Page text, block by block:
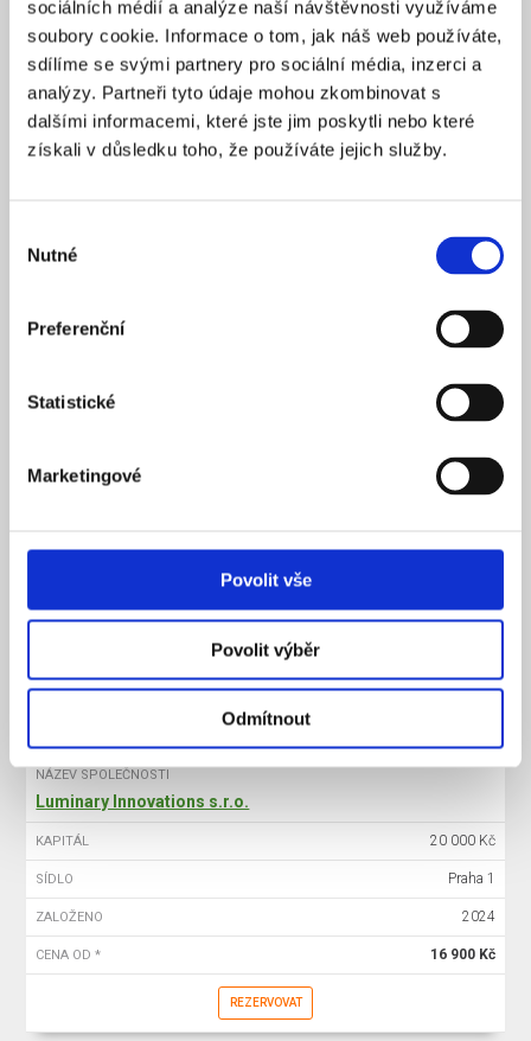
sociálních médií a analýze naší návštěvnosti využíváme
soubory cookie. Informace o tom, jak náš web používáte,
sdílíme se svými partnery pro sociální média, inzerci a
analýzy. Partneři tyto údaje mohou zkombinovat s
dalšími informacemi, které jste jim poskytli nebo které
získali v důsledku toho, že používáte jejich služby.
souhlasu
Nutné
Preferenční
Statistické
Marketingové
Povolit vše
Povolit výběr
Odmítnout
ZALOŽENO 2025
CENA OD * 15 900 Kč
REZERVOVAT
20 000 Kč
Praha 1
ZALOŽENO 2025
NÁZEV SPOLEČNOSTI
ZALOŽENO 2025
NÁZEV SPOLEČNOSTI
Luminary Innovations s.r.o.
KAPITÁL 20 000 Kč
SÍDLO Praha 1
ZALOŽENO 2024
CENA OD * 16 900 Kč
REZERVOVAT